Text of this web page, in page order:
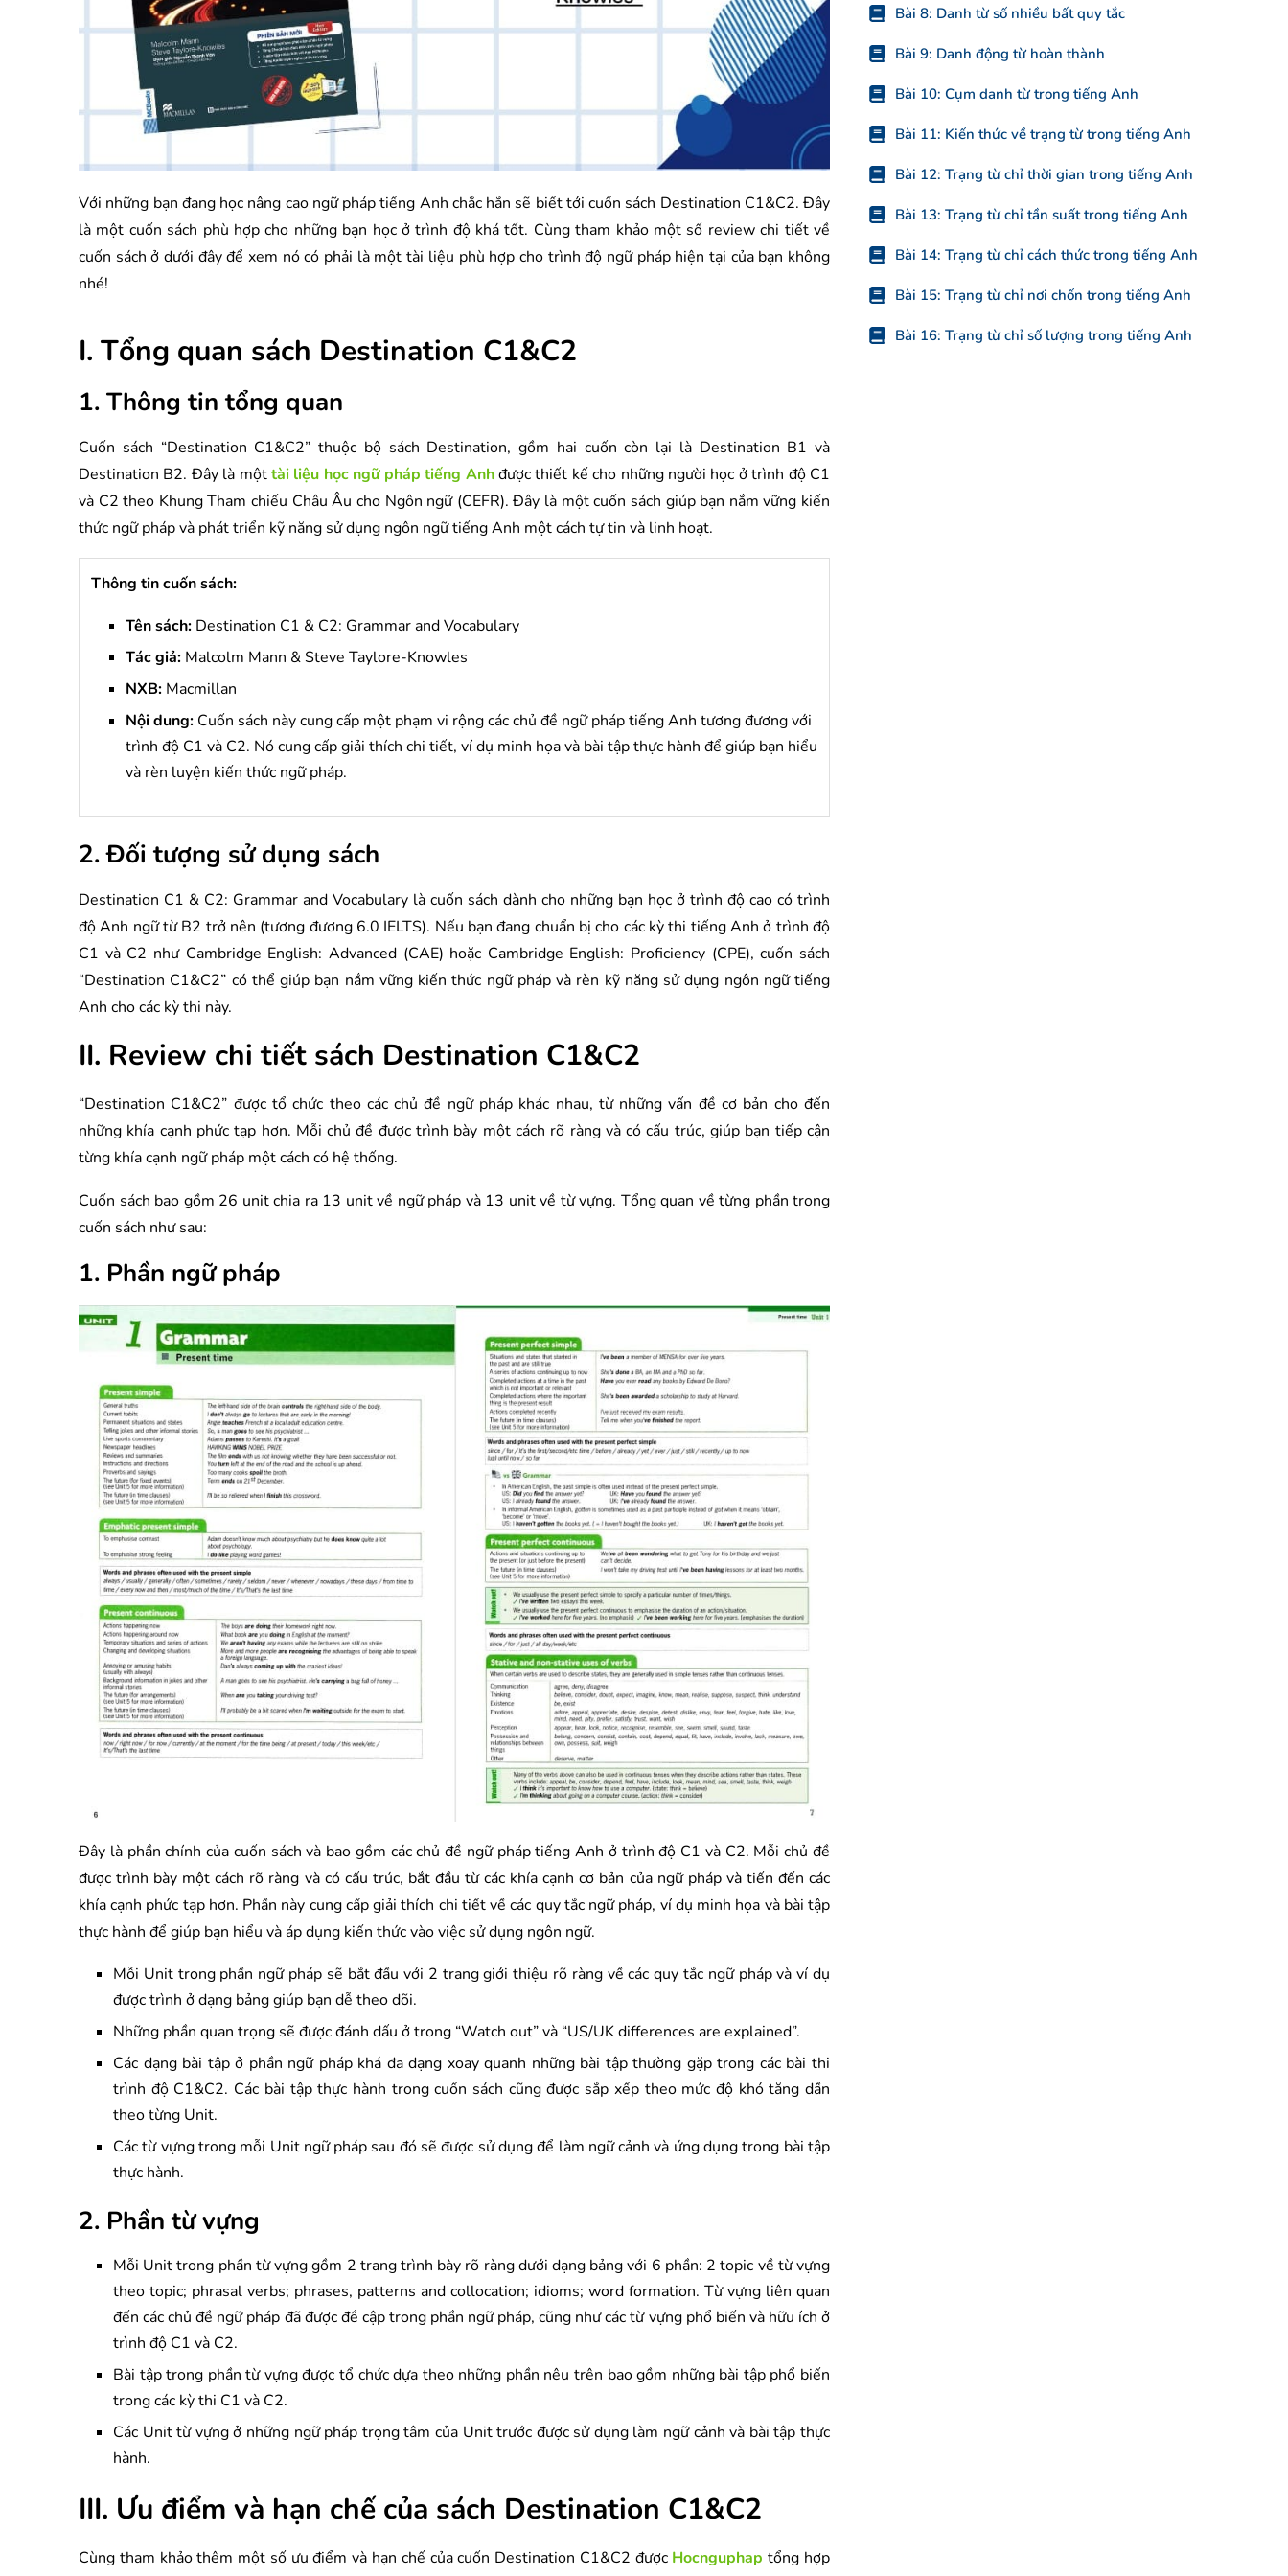
Với những bạn đang học nâng cao ngữ pháp tiếng Anh chắc hẳn sẽ biết tới cuốn sách Destination C1&C2. Đây
là một cuốn sách phù hợp cho những bạn học ở trình độ khá tốt. Cùng tham khảo một số review chi tiết về
cuốn sách ở dưới đây để xem nó có phải là một tài liệu phù hợp cho trình độ ngữ pháp hiện tại của bạn không
nhé!
I. Tổng quan sách Destination C1&C2
1. Thông tin tổng quan
Cuốn sách “Destination C1&C2” thuộc bộ sách Destination, gồm hai cuốn còn lại là Destination B1 và
Destination B2. Đây là mộttài liệu học ngữ pháp tiếng Anhđược thiết kế cho những người học ở trình độ C1
và C2 theo Khung Tham chiếu Châu Âu cho Ngôn ngữ (CEFR). Đây là một cuốn sách giúp bạn nắm vững kiến
thức ngữ pháp và phát triển kỹ năng sử dụng ngôn ngữ tiếng Anh một cách tự tin và linh hoạt.
Thông tin cuốn sách:
Tên sách: Destination C1 & C2: Grammar and Vocabulary
Tác giả: Malcolm Mann & Steve Taylore-Knowles
NXB: Macmillan
Nội dung: Cuốn sách này cung cấp một phạm vi rộng các chủ đề ngữ pháp tiếng Anh tương đương với
trình độ C1 và C2. Nó cung cấp giải thích chi tiết, ví dụ minh họa và bài tập thực hành để giúp bạn hiểu
và rèn luyện kiến thức ngữ pháp.
2. Đối tượng sử dụng sách
Destination C1 & C2: Grammar and Vocabulary là cuốn sách dành cho những bạn học ở trình độ cao có trình
độ Anh ngữ từ B2 trở nên (tương đương 6.0 IELTS). Nếu bạn đang chuẩn bị cho các kỳ thi tiếng Anh ở trình độ
C1 và C2 như Cambridge English: Advanced (CAE) hoặc Cambridge English: Proficiency (CPE), cuốn sách
“Destination C1&C2” có thể giúp bạn nắm vững kiến thức ngữ pháp và rèn kỹ năng sử dụng ngôn ngữ tiếng
Anh cho các kỳ thi này.
II. Review chi tiết sách Destination C1&C2
“Destination C1&C2” được tổ chức theo các chủ đề ngữ pháp khác nhau, từ những vấn đề cơ bản cho đến
những khía cạnh phức tạp hơn. Mỗi chủ đề được trình bày một cách rõ ràng và có cấu trúc, giúp bạn tiếp cận
từng khía cạnh ngữ pháp một cách có hệ thống.
Cuốn sách bao gồm 26 unit chia ra 13 unit về ngữ pháp và 13 unit về từ vựng. Tổng quan về từng phần trong
cuốn sách như sau:
1. Phần ngữ pháp
Đây là phần chính của cuốn sách và bao gồm các chủ đề ngữ pháp tiếng Anh ở trình độ C1 và C2. Mỗi chủ đề
được trình bày một cách rõ ràng và có cấu trúc, bắt đầu từ các khía cạnh cơ bản của ngữ pháp và tiến đến các
khía cạnh phức tạp hơn. Phần này cung cấp giải thích chi tiết về các quy tắc ngữ pháp, ví dụ minh họa và bài tập
thực hành để giúp bạn hiểu và áp dụng kiến thức vào việc sử dụng ngôn ngữ.
Mỗi Unit trong phần ngữ pháp sẽ bắt đầu với 2 trang giới thiệu rõ ràng về các quy tắc ngữ pháp và ví dụ
được trình ở dạng bảng giúp bạn dễ theo dõi.
Những phần quan trọng sẽ được đánh dấu ở trong “Watch out” và “US/UK differences are explained”.
Các dạng bài tập ở phần ngữ pháp khá đa dạng xoay quanh những bài tập thường gặp trong các bài thi
trình độ C1&C2. Các bài tập thực hành trong cuốn sách cũng được sắp xếp theo mức độ khó tăng dần
theo từng Unit.
Các từ vựng trong mỗi Unit ngữ pháp sau đó sẽ được sử dụng để làm ngữ cảnh và ứng dụng trong bài tập
thực hành.
2. Phần từ vựng
Mỗi Unit trong phần từ vựng gồm 2 trang trình bày rõ ràng dưới dạng bảng với 6 phần: 2 topic về từ vựng
theo topic; phrasal verbs; phrases, patterns and collocation; idioms; word formation. Từ vựng liên quan
đến các chủ đề ngữ pháp đã được đề cập trong phần ngữ pháp, cũng như các từ vựng phổ biến và hữu ích ở
trình độ C1 và C2.
Bài tập trong phần từ vựng được tổ chức dựa theo những phần nêu trên bao gồm những bài tập phổ biến
trong các kỳ thi C1 và C2.
Các Unit từ vựng ở những ngữ pháp trọng tâm của Unit trước được sử dụng làm ngữ cảnh và bài tập thực
hành.
III. Ưu điểm và hạn chế của sách Destination C1&C2
Cùng tham khảo thêm một số ưu điểm và hạn chế của cuốn Destination C1&C2 được Hocnguphap tổng hợp
Bài 8: Danh từ số nhiều bất quy tắc
Bài 9: Danh động từ hoàn thành
Bài 10: Cụm danh từ trong tiếng Anh
Bài 11: Kiến thức về trạng từ trong tiếng Anh
Bài 12: Trạng từ chỉ thời gian trong tiếng Anh
Bài 13: Trạng từ chỉ tần suất trong tiếng Anh
Bài 14: Trạng từ chỉ cách thức trong tiếng Anh
Bài 15: Trạng từ chỉ nơi chốn trong tiếng Anh
Bài 16: Trạng từ chỉ số lượng trong tiếng Anh